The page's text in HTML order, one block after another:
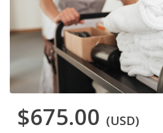
$675.00 (USD)